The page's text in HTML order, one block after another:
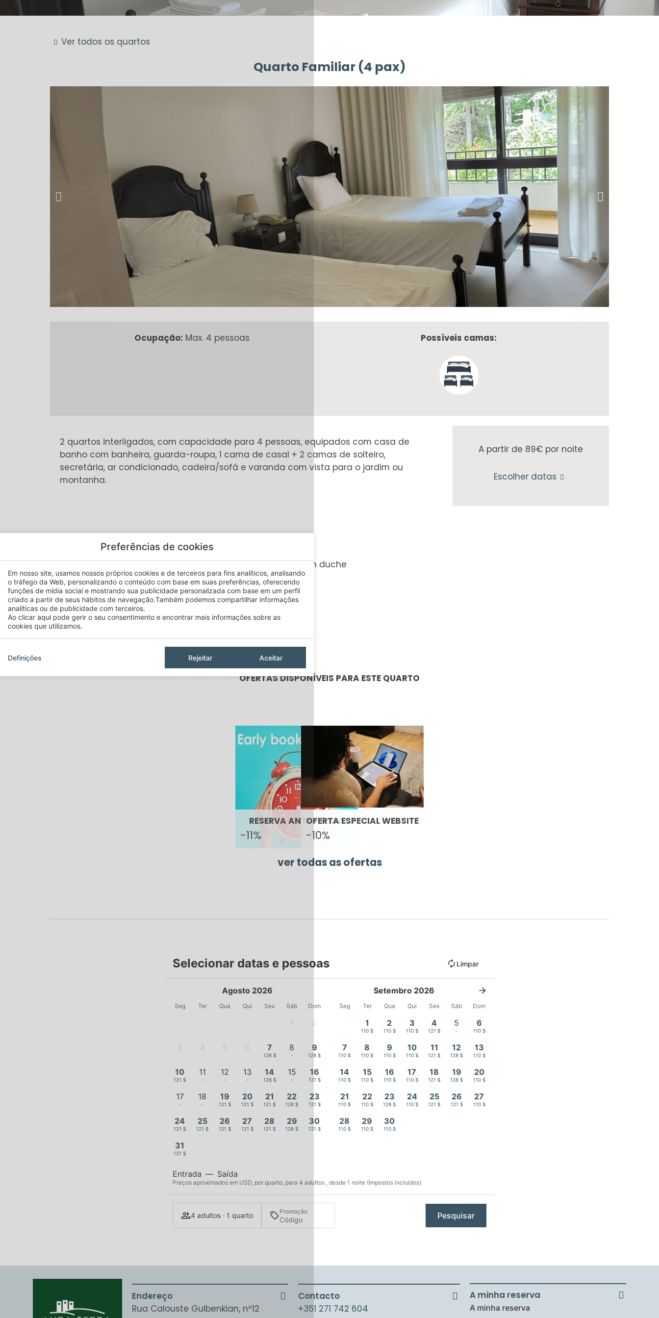
Ver todos os quartos
Quarto Familiar (4 pax)
Ocupação: Max. 4 pessoas Possíveis camas:
2 quartos interligados, com capacidade para 4 pessoas, equipados com casa de
banho com banheira, guarda-roupa, 1 cama de casal + 2 camas de solteiro,
secretária, ar condicionado, cadeira/sofá e varanda com vista para o jardim ou
montanha.
A partir de 89€por noite
Escolher datas
DISPONÍVEL EM TODOS OS QUARTOS
Secretária
Varanda
Televisão
Ar condicionado
Serviço despertar
Sala de bagagens 24h
Banheira com duche
OFERTAS DISPONÍVEIS PARA ESTE QUARTO
RESERVA ANTECIPADA
-11%
OFERTA ESPECIAL WEBSITE
-10%
ver todas as ofertas
Selecionar datas e pessoas Limpar
Agosto 2026
Seg Ter Qua Qui Sex Sáb Dom
1 2
3 4 5 6 7
128 $
8
-
9
128 $
10
121 $
11
-
12
-
13
-
14
128 $
15
-
16
121 $
17
-
18
-
19
121 $
20
121 $
21
121 $
22
128 $
23
121 $
24
121 $
25
121 $
26
121 $
27
121 $
28
121 $
29
128 $
30
121 $
31
121 $
Setembro 2026
Seg Ter Qua Qui Sex Sáb Dom
1
110 $
2
110 $
3
110 $
4
121 $
5
-
6
110 $
7
110 $
8
110 $
9
110 $
10
110 $
11
121 $
12
128 $
13
110 $
14
110 $
15
110 $
16
110 $
17
110 $
18
121 $
19
128 $
20
110 $
21
110 $
22
110 $
23
128 $
24
110 $
25
121 $
26
121 $
27
110 $
28
110 $
29
110 $
30
110 $
Entrada — Saída
Preços aproximados em USD, por quarto, para 4 adultos , desde 1 noite (Impostos incluídos)
4 adultos · 1 quarto Promoção Pesquisar
Endereço
Rua Calouste Gulbenkian, nº12
Contacto
+351 271 742 604
A minha reserva
A minha reserva
Preferências de cookies
Em nosso site, usamos nossos próprios cookies e de terceiros para fins analíticos, analisando
o tráfego da Web, personalizando o conteúdo com base em suas preferências, oferecendo
funções de mídia social e mostrando sua publicidade personalizada com base em um perfil
criado a partir de seus hábitos de navegação.Também podemos compartilhar informações
analíticas ou de publicidade com terceiros.
Ao clicar aqui pode gerir o seu consentimento e encontrar mais informações sobre as
cookies que utilizamos.
Definições Rejeitar Aceitar